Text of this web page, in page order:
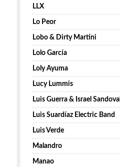
LLX
Lo Peor
Lobo & Dirty Martini
Lolo García
Loly Ayuma
Lucy Lummis
Luis Guerra & Israel Sandoval
Luis Suardíaz Electric Band
Luis Verde
Malandro
Manao